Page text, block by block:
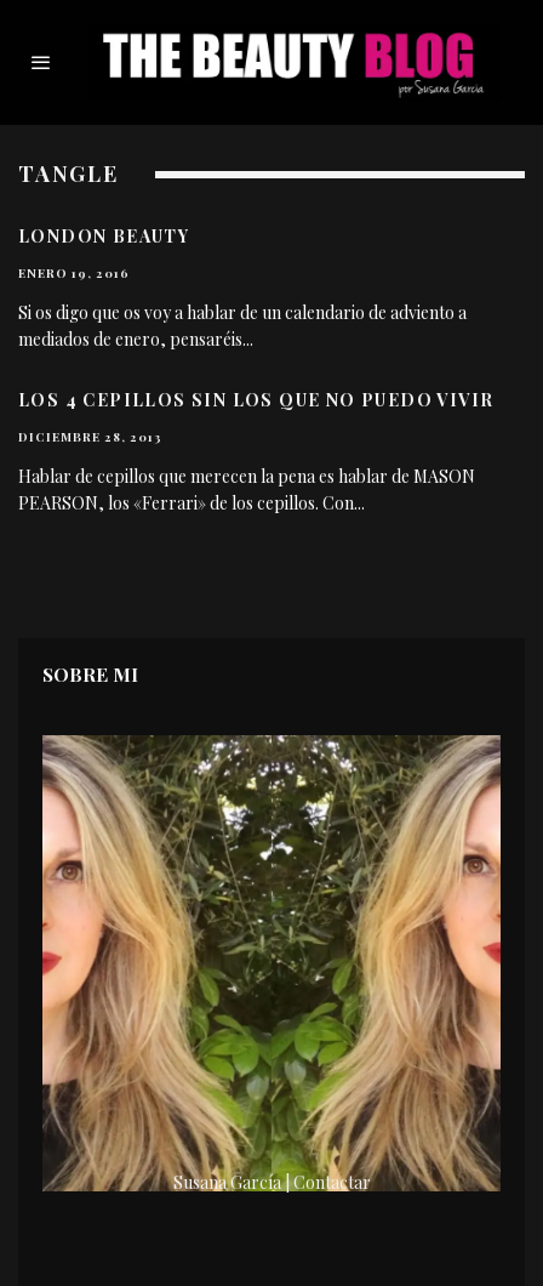
TANGLE
LONDON BEAUTY
ENERO 19, 2016
Si os digo que os voy a hablar de un calendario de adviento a
mediados de enero, pensaréis...
LOS 4 CEPILLOS SIN LOS QUE NO PUEDO VIVIR
DICIEMBRE 28, 2013
Hablar de cepillos que merecen la pena es hablar de MASON
PEARSON, los «Ferrari» de los cepillos. Con...
SOBRE MI
Susana García | Contactar